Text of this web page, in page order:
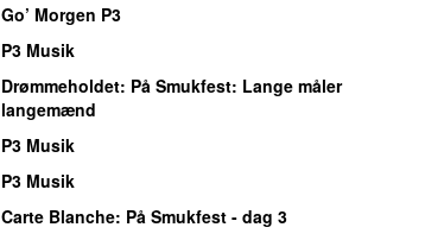
Go’ Morgen P3
P3 Musik
Drømmeholdet: På Smukfest: Lange måler
langemænd
P3 Musik
P3 Musik
Carte Blanche: På Smukfest - dag 3